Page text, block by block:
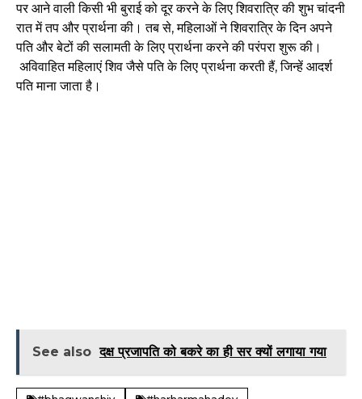
पर आने वाली किसी भी बुराई को दूर करने के लिए शिवरात्रि की शुभ चांदनी
रात में तप और प्रार्थना की। तब से, महिलाओं ने शिवरात्रि के दिन अपने
पति और बेटों की सलामती के लिए प्रार्थना करने की परंपरा शुरू की।
अविवाहित महिलाएं शिव जैसे पति के लिए प्रार्थना करती हैं, जिन्हें आदर्श
पति माना जाता है।
See also दक्ष प्रजापति को बकरे का ही सर क्यों लगाया गया